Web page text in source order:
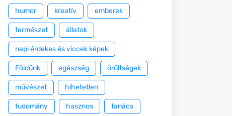
humor kreatív emberek
természet állatok
napi érdekes és viccek képek
Földünk egészség őrültségek
művészet hihetetlen
tudomány hasznos tanács